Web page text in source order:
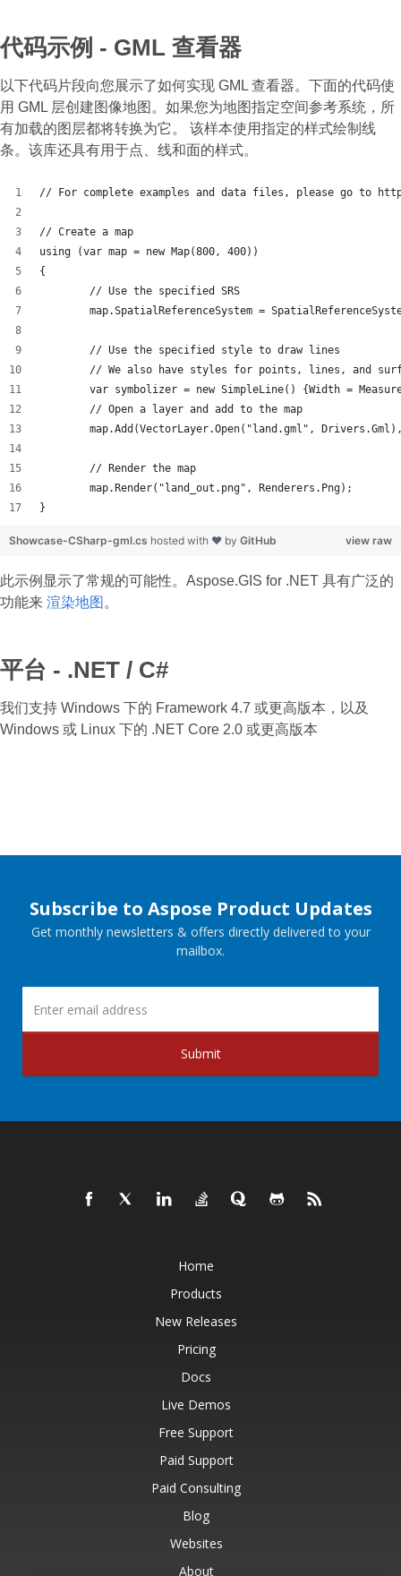
代码示例 - GML 查看器
以下代码片段向您展示了如何实现 GML 查看器。下面的代码使
用 GML 层创建图像地图。如果您为地图指定空间参考系统，所
有加载的图层都将转换为它。 该样本使用指定的样式绘制线
条。该库还具有用于点、线和面的样式。
// For complete examples and data files, please go to
// Create a map
using (var map = new Map(800, 400))
{
	// Use the specified SRS
map.SpatialReferenceSystem =
	// Use the specified style to draw lines
// We also have styles for points, lines, and
var symbolizer = new SimpleLine() {Width =
	// Open a layer and add to the map
map.Add(VectorLayer.Open("land.gml",
	// Render the map
	map.Render("land_out.png", Renderers.Png);
}
view raw
Showcase-CSharp-gml.cs hosted with ❤ by GitHub
此示例显示了常规的可能性。Aspose.GIS for .NET 具有广泛的
功能来 渲染地图 。
平台 - .NET / C#
我们支持 Windows 下的 Framework 4.7 或更高版本，以及
Windows 或 Linux 下的 .NET Core 2.0 或更高版本
Subscribe to Aspose Product Updates
Get monthly newsletters & offers directly delivered to your
mailbox.
Submit
Home
Products
New Releases
Pricing
Docs
Live Demos
Free Support
Paid Support
Paid Consulting
Blog
Websites
About